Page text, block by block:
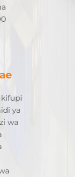
kifupi
ya
wa